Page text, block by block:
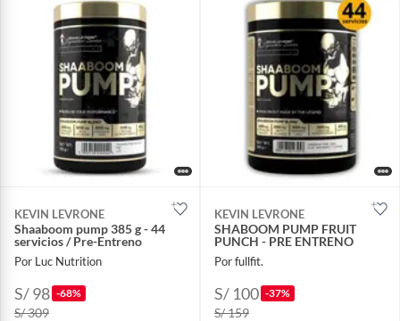
KEVIN LEVRONE
Shaaboom pump 385 g - 44
servicios / Pre-Entreno
Por Luc Nutrition
S/ 98 -68%
S/ 309
KEVIN LEVRONE
SHABOOM PUMP FRUIT
PUNCH - PRE ENTRENO
Por fullfit.
S/ 100 -37%
S/ 159